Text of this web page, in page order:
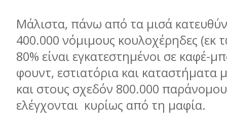
Μάλιστα, πάνω από τα µισά
400.000 νόµιµους κουλοχέρηδες (εκ
80% είναι εγκατεστηµένοι σε καφέ-
φουντ, εστιατόρια και καταστήµατα
και στους σχεδόν 800.000
ελέγχονται κυρίως από τη µαφία.